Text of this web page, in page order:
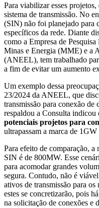
Para viabilizar esses
sistema de transmissão. No
(SIN) não foi planejado para
específicos da rede. Diante
como a Empresa de
Minas e Energia (MME) e a
(ANEEL), tem trabalhado
a fim de evitar um aumento
Um exemplo dessa
23/2024 da ANEEL, que
transmissão para conexão
respaldou a Consulta indicou
potenciais projetos para
ultrapassam a marca de
Para efeito de comparação, a
SIN é de 800MW. Esse
para acomodar grandes
segura. Contudo, não é
ativos de transmissão para
estes se concretizarão, pois
na solicitação de conexões e